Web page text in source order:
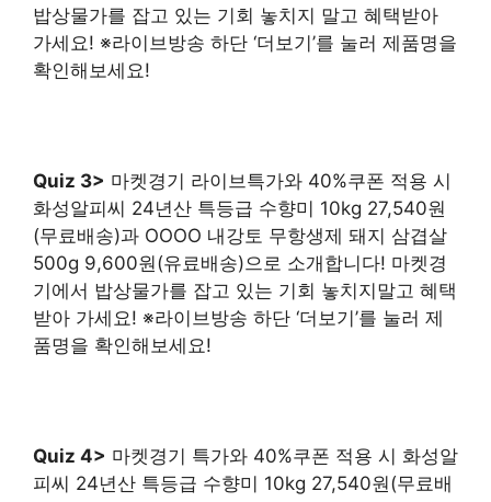
밥상물가를 잡고 있는 기회 놓치지 말고 혜택받아
가세요! ※라이브방송 하단 ‘더보기’를 눌러 제품명을
확인해보세요!
Quiz 3> 마켓경기 라이브특가와 40%쿠폰 적용 시
화성알피씨 24년산 특등급 수향미 10kg 27,540원
(무료배송)과 OOOO 내강토 무항생제 돼지 삼겹살
500g 9,600원(유료배송)으로 소개합니다! 마켓경
기에서 밥상물가를 잡고 있는 기회 놓치지말고 혜택
받아 가세요! ※라이브방송 하단 ‘더보기’를 눌러 제
품명을 확인해보세요!
Quiz 4> 마켓경기 특가와 40%쿠폰 적용 시 화성알
피씨 24년산 특등급 수향미 10kg 27,540원(무료배